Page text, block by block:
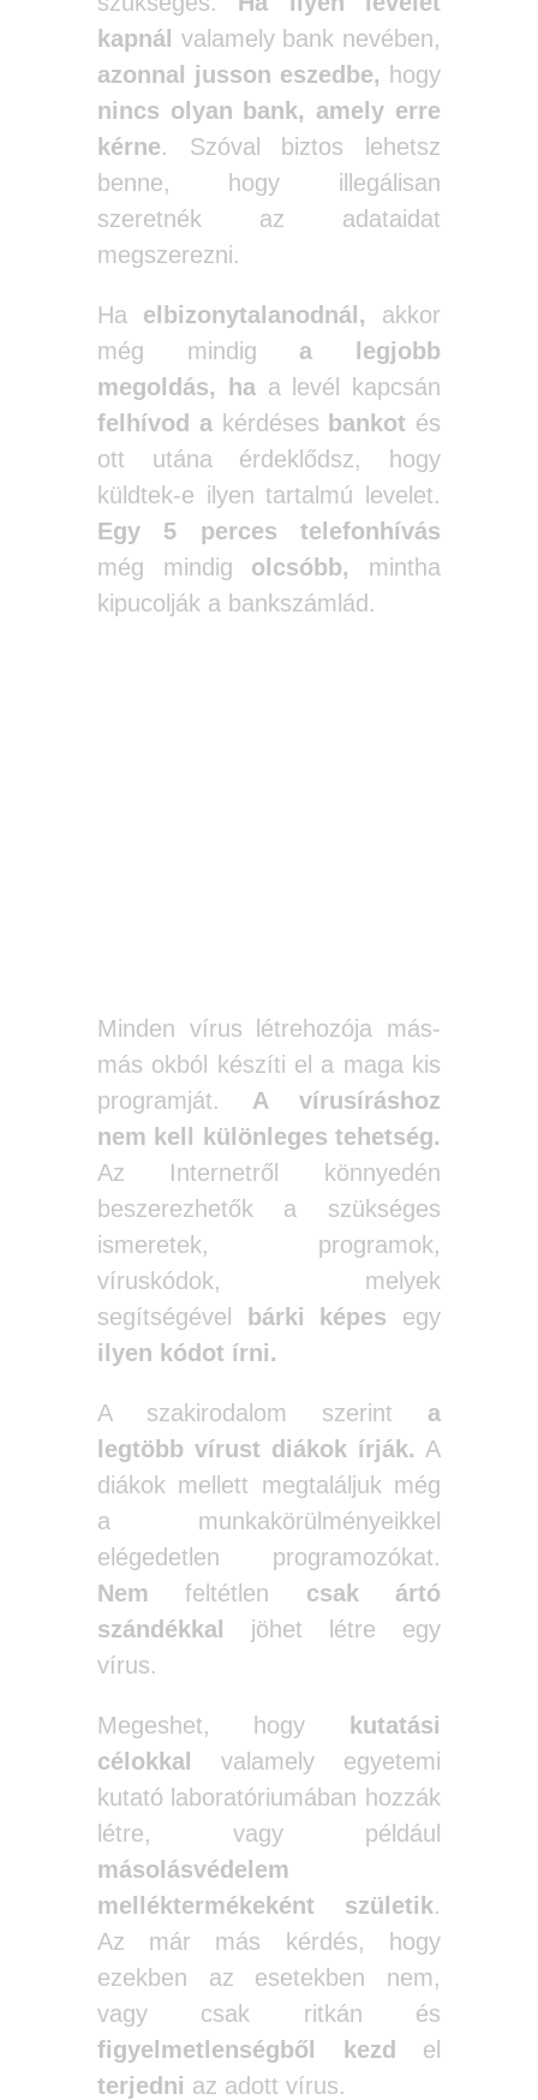
kapnál valamely bank nevében,
azonnal jusson eszedbe, hogy
nincs olyan bank, amely erre
kérne. Szóval biztos lehetsz
benne, hogy illegálisan
szeretnék az adataidat
megszerezni.
Ha elbizonytalanodnál, akkor
még mindig a legjobb
megoldás,
haa levél kapcsán
felhívod akérdéses bankot és
ott utána érdeklődsz, hogy
küldtek-e ilyen tartalmú levelet.
Egy 5
perces telefonhívás
még mindig olcsóbb,
mintha
kipucolják a bankszámlád.
Minden vírus létrehozója más-
más okból készíti el a maga kis
programját. A vírusíráshoz
nem kell különleges tehetség.
Az Internetről könnyedén
beszerezhetők a szükséges
ismeretek, programok,
víruskódok, melyek
segítségével
bárki képes egy
ilyen kódot írni.
A szakirodalom szerint a
legtöbb vírust diákok írják. A
diákok mellett megtaláljuk még
a munkakörülményeikkel
elégedetlen programozókat.
Nem feltétlen csak ártó
szándékkal
jöhet létre egy
vírus.
Megeshet, hogy
kutatási
célokkal
valamely egyetemi
kutató laboratóriumában hozzák
létre, vagy például
másolásvédelem
melléktermékeként születik.
Az már más kérdés, hogy
ezekben az esetekben nem,
vagy csak ritkán és
figyelmetlenségből
kezd
el
terjedni az adott vírus.